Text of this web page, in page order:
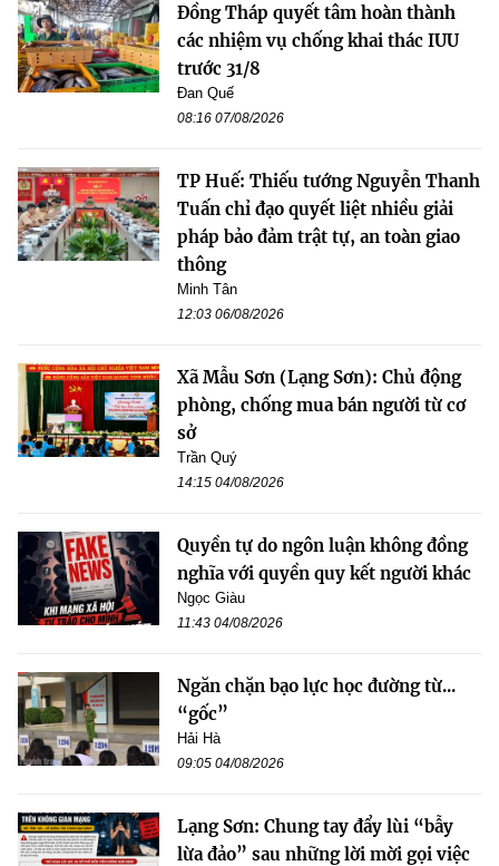
Đồng Tháp quyết tâm hoàn thành
các nhiệm vụ chống khai thác IUU
trước 31/8
Đan Quế
08:16 07/08/2026
TP Huế: Thiếu tướng Nguyễn Thanh
Tuấn chỉ đạo quyết liệt nhiều giải
pháp bảo đảm trật tự, an toàn giao
thông
Minh Tân
12:03 06/08/2026
Xã Mẫu Sơn (Lạng Sơn): Chủ động
phòng, chống mua bán người từ cơ
sở
Trần Quý
14:15 04/08/2026
Quyền tự do ngôn luận không đồng
nghĩa với quyền quy kết người khác
Ngọc Giàu
11:43 04/08/2026
Ngăn chặn bạo lực học đường từ...
“gốc”
Hải Hà
09:05 04/08/2026
Lạng Sơn: Chung tay đẩy lùi “bẫy
lừa đảo” sau những lời mời gọi việc